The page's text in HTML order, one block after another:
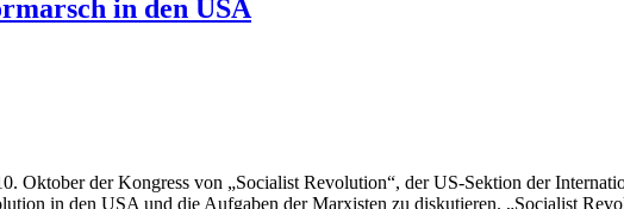
in den USA
Oktober der Kongress von „Socialist Revolution“, der US-Sektion der
in den USA und die Aufgaben der Marxisten zu diskutieren. „Socialist